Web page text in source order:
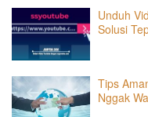
Unduh
Solusi
Tips
Nggak